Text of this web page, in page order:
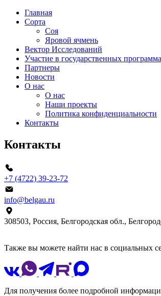
Главная
Сорта
Соя
Яровой ячмень
Вектор Исследований
Участие в государственных
Партнеры
Новости
О нас
О нас
Наши проекты
Политика конфиденциальности
Контакты
Контакты
+7 (4722) 39-23-72
info@belgau.ru
308503, Россия, Белгородская обл.,
Также вы можете найти нас в социальных
Для получения более подробной